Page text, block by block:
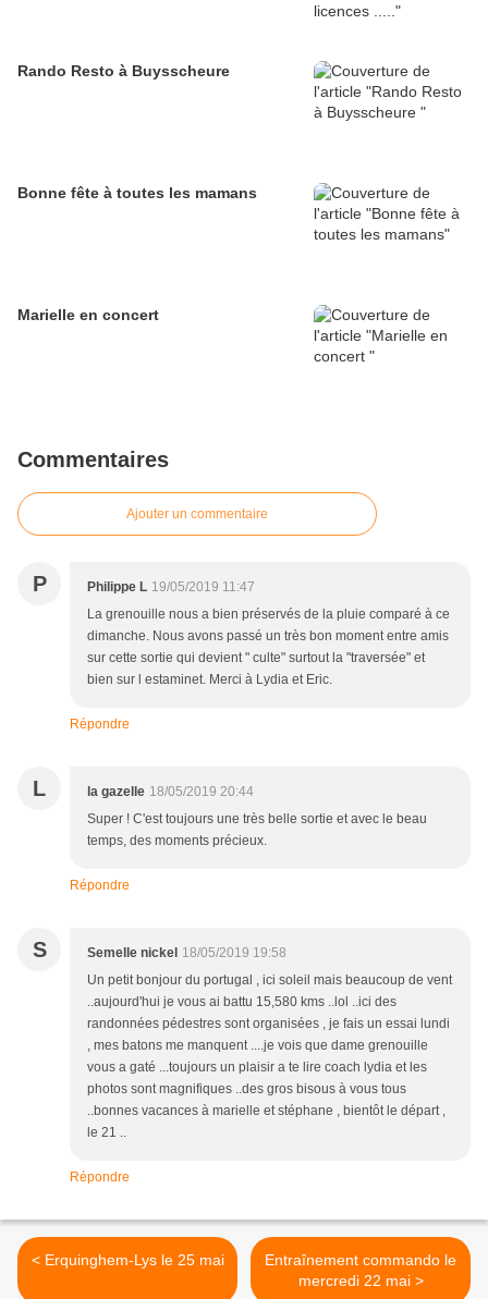
Rando Resto à Buysscheure
Bonne fête à toutes les mamans
Marielle en concert
Commentaires
Ajouter un commentaire
P Philippe L 19/05/2019 11:47
La grenouille nous a bien préservés de la pluie comparé à ce
dimanche. Nous avons passé un très bon moment entre amis
sur cette sortie qui devient " culte" surtout la "traversée" et
bien sur l estaminet. Merci à Lydia et Eric.
Répondre
L la gazelle 18/05/2019 20:44
Super ! C'est toujours une très belle sortie et avec le beau
temps, des moments précieux.
Répondre
S Semelle nickel 18/05/2019 19:58
Un petit bonjour du portugal , ici soleil mais beaucoup de vent
..aujourd'hui je vous ai battu 15,580 kms ..lol ..ici des
randonnées pédestres sont organisées , je fais un essai lundi
, mes batons me manquent ....je vois que dame grenouille
vous a gaté ...toujours un plaisir a te lire coach lydia et les
photos sont magnifiques ..des gros bisous à vous tous
..bonnes vacances à marielle et stéphane , bientôt le départ ,
le 21 ..
Répondre
< Erquinghem-Lys le 25 mai
Entraînement commando le
mercredi 22 mai >